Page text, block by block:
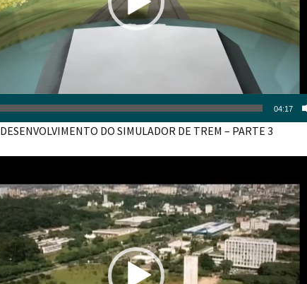
04:17
DESENVOLVIMENTO DO SIMULADOR DE TREM – PARTE 3
de
vídeo